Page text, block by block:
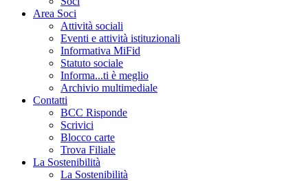
Area Soci
Attività sociali
Eventi e attività istituzionali
Informativa MiFid
Statuto sociale
Informa...ti è meglio
Archivio multimediale
Contatti
BCC Risponde
Scrivici
Blocco carte
Trova Filiale
La Sostenibilità
La Sostenibilità